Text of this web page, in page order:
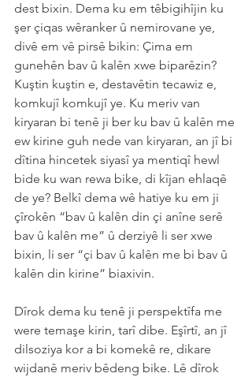
dest bixin. Dema ku em têbigihîjin ku
şer çiqas wêranker û nemirovane ye,
divê em vê pirsê bikin: Çima em
gunehên bav û kalên xwe biparêzin?
Kuştin kuştin e, destavêtin tecawiz e,
komkujî komkujî ye. Ku meriv van
kiryaran bi tenê ji ber ku bav û kalên me
ew kirine guh nede van kiryaran, an jî bi
dîtina hincetek siyasî ya mentiqî hewl
bide ku wan rewa bike, di kîjan ehlaqê
de ye? Belkî dema wê hatiye ku em ji
çîrokên “bav û kalên din çi anîne serê
bav û kalên me” û derziyê li ser xwe
bixin, li ser “çi bav û kalên me bi bav û
kalên din kirine” biaxivin.
Dîrok dema ku tenê ji perspektîfa me
were temaşe kirin, tarî dibe. Eşîrtî, an jî
dilsoziya kor a bi komekê re, dikare
wijdanê meriv bêdeng bike. Lê dîrok